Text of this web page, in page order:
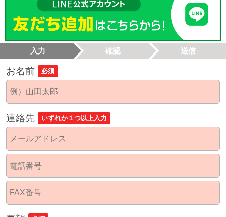
入力 確認 送信
お名前 必須
連絡先 いずれか１つ以上入力